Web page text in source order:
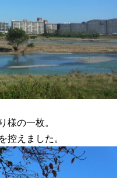
様の一枚。
控えました。